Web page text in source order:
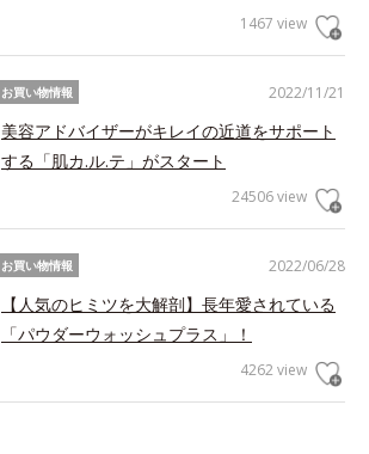
1467 view
2022/11/21
お買い物情報
美容アドバイザーがキレイの近道をサポート
する「肌カ.ル.テ」がスタート
24506 view
2022/06/28
お買い物情報
【人気のヒミツを大解剖】長年愛されている
「パウダーウォッシュプラス」！
4262 view